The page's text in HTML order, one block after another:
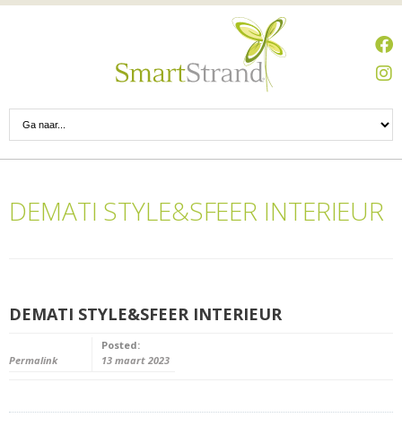
DEMATI STYLE&SFEER INTERIEUR
DEMATI STYLE&SFEER INTERIEUR
Permalink
Posted:
13 maart 2023